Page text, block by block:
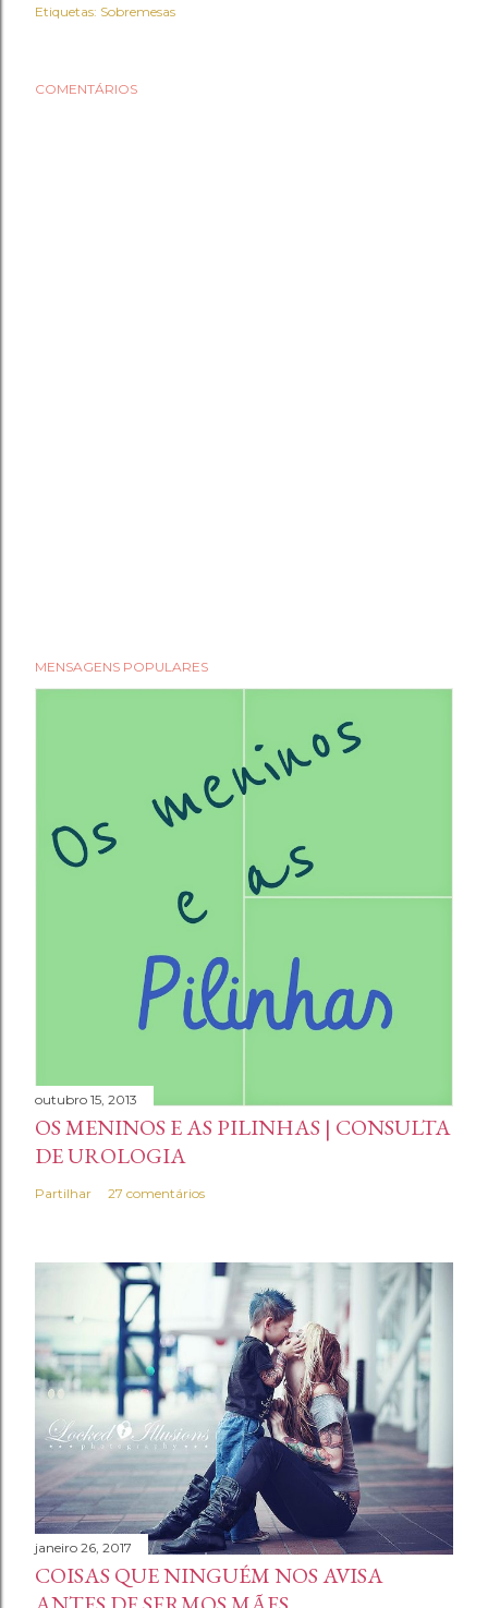
Etiquetas: Sobremesas
COMENTÁRIOS
MENSAGENS POPULARES
outubro 15, 2013
OS MENINOS E AS PILINHAS | CONSULTA
DE UROLOGIA
Partilhar 27 comentários
janeiro 26, 2017
COISAS QUE NINGUÉM NOS AVISA